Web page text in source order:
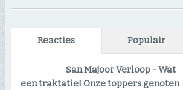
Reacties Populair
San Majoor Verloop -Wat
een traktatie! Onze toppers genoten